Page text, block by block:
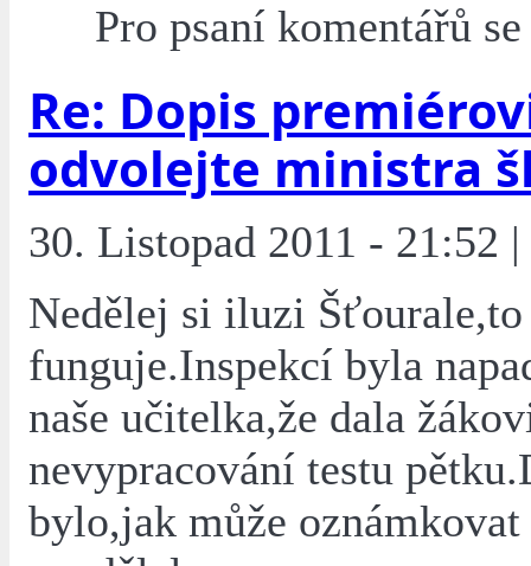
Pro psaní komentářů
Re: Dopis
odvolejte ministra
30. Listopad 2011 - 21:52
Nedělej si iluzi Šťourale,to
funguje.Inspekcí byla
naše učitelka,že dala
nevypracování testu
bylo,jak může oznámkovat